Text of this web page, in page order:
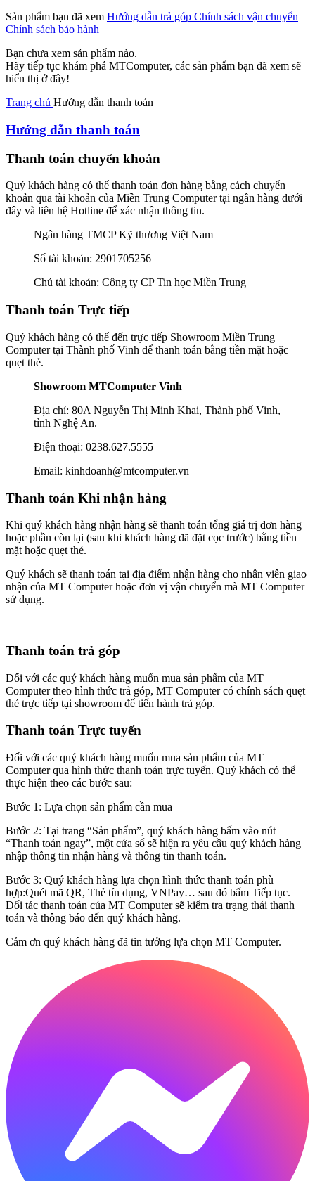
Sản phẩm bạn đã xem Hướng dẫn trả góp Chính sách vận chuyển
Chính sách bảo hành
Bạn chưa xem sản phẩm nào.
Hãy tiếp tục khám phá MTComputer, các sản phẩm bạn đã xem sẽ
hiển thị ở đây!
Trang chủ Hướng dẫn thanh toán
Hướng dẫn thanh toán
Thanh toán chuyển khoản
Quý khách hàng có thể thanh toán đơn hàng bằng cách chuyển
khoản qua tài khoản của Miền Trung Computer tại ngân hàng dưới
đây và liên hệ Hotline để xác nhận thông tin.
Ngân hàng TMCP Kỹ thương Việt Nam
Số tài khoản: 2901705256
Chủ tài khoản: Công ty CP Tin học Miền Trung
Thanh toán Trực tiếp
Quý khách hàng có thể đến trực tiếp Showroom Miền Trung
Computer tại Thành phố Vinh để thanh toán bằng tiền mặt hoặc
quẹt thẻ.
Showroom MTComputer Vinh
Địa chỉ: 80A Nguyễn Thị Minh Khai, Thành phố Vinh,
tỉnh Nghệ An.
Điện thoại: 0238.627.5555
Email: kinhdoanh@mtcomputer.vn
Thanh toán Khi nhận hàng
Khi quý khách hàng nhận hàng sẽ thanh toán tổng giá trị đơn hàng
hoặc phần còn lại (sau khi khách hàng đã đặt cọc trước) bằng tiền
mặt hoặc quẹt thẻ.
Quý khách sẽ thanh toán tại địa điểm nhận hàng cho nhân viên giao
nhận của MT Computer hoặc đơn vị vận chuyển mà MT Computer
sử dụng.
Thanh toán trả góp
Đối với các quý khách hàng muốn mua sản phẩm của MT
Computer theo hình thức trả góp, MT Computer có chính sách quẹt
thẻ trực tiếp tại showroom để tiến hành trả góp.
Thanh toán Trực tuyến
Đối với các quý khách hàng muốn mua sản phẩm của MT
Computer qua hình thức thanh toán trực tuyến. Quý khách có thể
thực hiện theo các bước sau:
Bước 1: Lựa chọn sản phẩm cần mua
Bước 2: Tại trang “Sản phẩm”, quý khách hàng bấm vào nút
“Thanh toán ngay”, một cửa sổ sẽ hiện ra yêu cầu quý khách hàng
nhập thông tin nhận hàng và thông tin thanh toán.
Bước 3: Quý khách hàng lựa chọn hình thức thanh toán phù
hợp:Quét mã QR, Thẻ tín dụng, VNPay… sau đó bấm Tiếp tục.
Đối tác thanh toán của MT Computer sẽ kiểm tra trạng thái thanh
toán và thông báo đến quý khách hàng.
Cảm ơn quý khách hàng đã tin tưởng lựa chọn MT Computer.